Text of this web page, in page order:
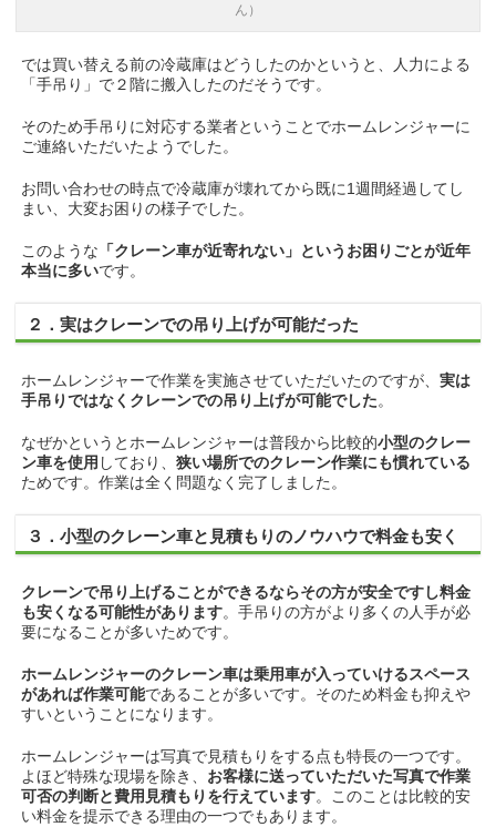
ん）
では買い替える前の冷蔵庫はどうしたのかというと、人力による
「手吊り」で２階に搬入したのだそうです。
そのため手吊りに対応する業者ということでホームレンジャーに
ご連絡いただいたようでした。
お問い合わせの時点で冷蔵庫が壊れてから既に1週間経過してし
まい、大変お困りの様子でした。
このような 「クレーン車が近寄れない」というお困りごとが近年
本当に多いです。
２．実はクレーンでの吊り上げが可能だった
ホームレンジャーで作業を実施させていただいたのですが、実は
手吊りではなくクレーンでの吊り上げが可能でした。
なぜかというとホームレンジャーは普段から比較的小型のクレー
ン車を使用 しており、狭い場所でのクレーン作業にも慣れている
ためです。作業は全く問題なく完了しました。
３．小型のクレーン車と見積もりのノウハウで料金も安く
クレーンで吊り上げることができるならその方が安全ですし料金
も安くなる可能性があります。手吊りの方がより多くの人手が必
要になることが多いためです。
ホームレンジャーのクレーン車は乗用車が入っていけるスペース
があれば作業可能であることが多いです。そのため料金も抑えや
すいということになります。
ホームレンジャーは写真で見積もりをする点も特長の一つです。
よほど特殊な現場を除き、 お客様に送っていただいた写真で作業
可否の判断と費用見積もりを行えています。このことは比較的安
い料金を提示できる理由の一つでもあります。